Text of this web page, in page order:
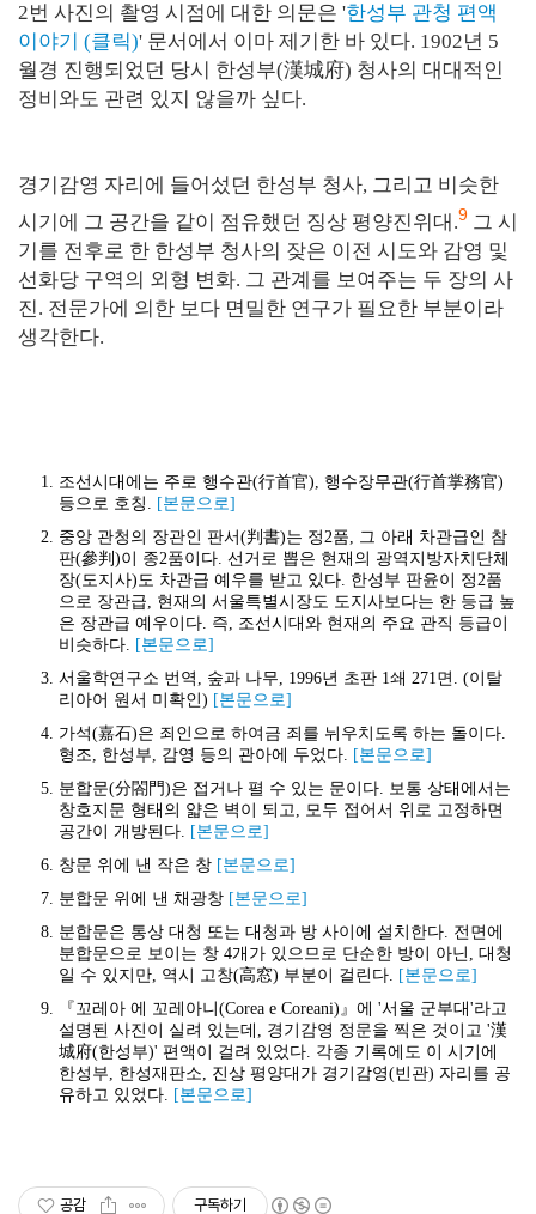
2번 사진의 촬영 시점에 대한 의문은 '한성부 관청 편액
이야기 (클릭)' 문서에서 이마 제기한 바 있다. 1902년 5
월경 진행되었던 당시 한성부(漢城府) 청사의 대대적인
정비와도 관련 있지 않을까 싶다.
경기감영 자리에 들어섰던 한성부 청사, 그리고 비슷한
시기에 그 공간을 같이 점유했던 징상 평양진위대.9 그 시
기를 전후로 한 한성부 청사의 잦은 이전 시도와 감영 및
선화당 구역의 외형 변화. 그 관계를 보여주는 두 장의 사
진. 전문가에 의한 보다 면밀한 연구가 필요한 부분이라
생각한다.
조선시대에는 주로 행수관(行首官), 행수장무관(行首掌務官)
등으로 호칭. [본문으로]
중앙 관청의 장관인 판서(判書)는 정2품, 그 아래 차관급인 참
판(參判)이 종2품이다. 선거로 뽑은 현재의 광역지방자치단체
장(도지사)도 차관급 예우를 받고 있다. 한성부 판윤이 정2품
으로 장관급, 현재의 서울특별시장도 도지사보다는 한 등급 높
은 장관급 예우이다. 즉, 조선시대와 현재의 주요 관직 등급이
비슷하다. [본문으로]
서울학연구소 번역, 숲과 나무, 1996년 초판 1쇄 271면. (이탈
리아어 원서 미확인) [본문으로]
가석(嘉石)은 죄인으로 하여금 죄를 뉘우치도록 하는 돌이다.
형조, 한성부, 감영 등의 관아에 두었다. [본문으로]
분합문(分閤門)은 접거나 펼 수 있는 문이다. 보통 상태에서는
창호지문 형태의 얇은 벽이 되고, 모두 접어서 위로 고정하면
공간이 개방된다. [본문으로]
창문 위에 낸 작은 창 [본문으로]
분합문 위에 낸 채광창 [본문으로]
분합문은 통상 대청 또는 대청과 방 사이에 설치한다. 전면에
분합문으로 보이는 창 4개가 있으므로 단순한 방이 아닌, 대청
일 수 있지만, 역시 고창(高窓) 부분이 걸린다. [본문으로]
『꼬레아 에 꼬레아니(Corea e Coreani)』에 '서울 군부대'라고
설명된 사진이 실려 있는데, 경기감영 정문을 찍은 것이고 '漢
城府(한성부)' 편액이 걸려 있었다. 각종 기록에도 이 시기에
한성부, 한성재판소, 진상 평양대가 경기감영(빈관) 자리를 공
유하고 있었다. [본문으로]
공감 구독하기